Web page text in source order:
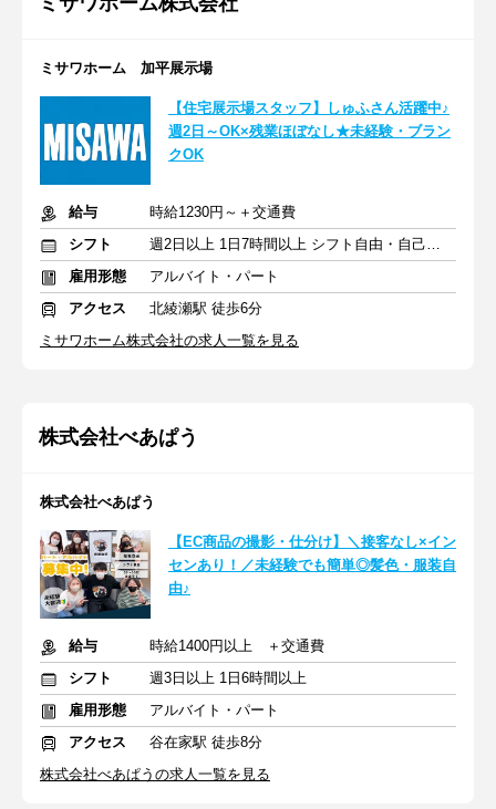
ミサワホーム 加平展示場
【住宅展示場スタッフ】しゅふさん活躍中♪
週2日～OK×残業ほぼなし★未経験・ブラン
クOK
給与
時給1230円～＋交通費
シフト
週2日以上 1日7時間以上 シフト自由・自己申告
雇用形態
アルバイト・パート
アクセス
北綾瀬駅 徒歩6分
ミサワホーム株式会社の求人一覧を見る
株式会社べあぱう
株式会社べあぱう
【EC商品の撮影・仕分け】＼接客なし×イン
センあり！／未経験でも簡単◎髪色・服装自
由♪
給与
時給1400円以上 ＋交通費
シフト
週3日以上 1日6時間以上
雇用形態
アルバイト・パート
アクセス
谷在家駅 徒歩8分
株式会社べあぱうの求人一覧を見る